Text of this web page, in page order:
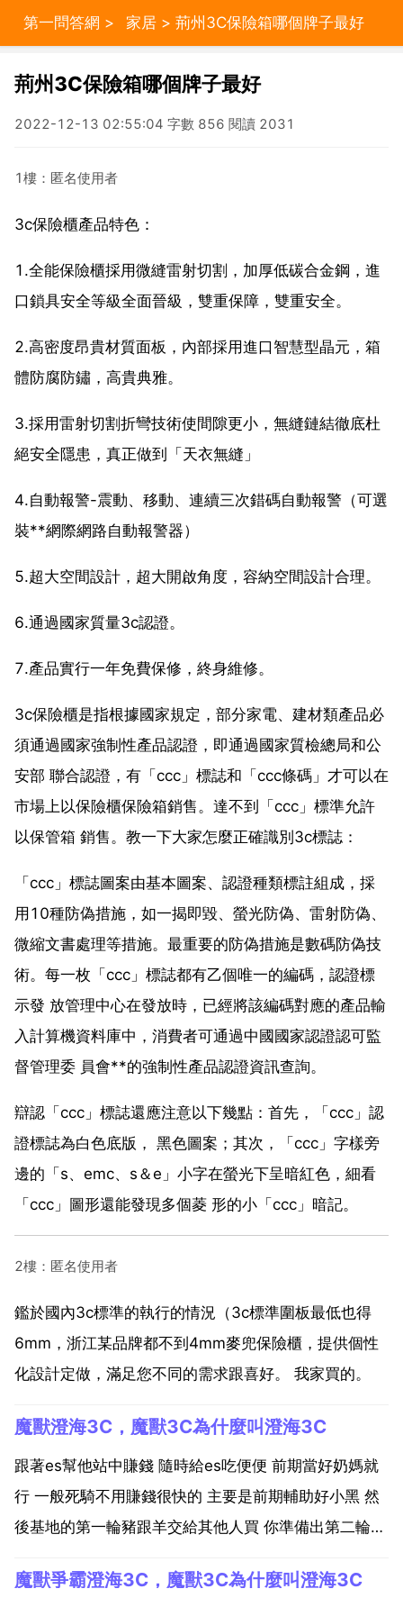
第一問答網 > 家居 > 荊州3C保險箱哪個牌子最好
荊州3C保險箱哪個牌子最好
2022-12-13 02:55:04 字數 856 閱讀 2031
1樓：匿名使用者
3c保險櫃產品特色：
1.全能保險櫃採用微縫雷射切割，加厚低碳合金鋼，進
口鎖具安全等級全面晉級，雙重保障，雙重安全。
2.高密度昂貴材質面板，內部採用進口智慧型晶元，箱
體防腐防鏽，高貴典雅。
3.採用雷射切割折彎技術使間隙更小，無縫鏈結徹底杜
絕安全隱患，真正做到「天衣無縫」
4.自動報警-震動、移動、連續三次錯碼自動報警（可選
裝**網際網路自動報警器）
5.超大空間設計，超大開啟角度，容納空間設計合理。
6.通過國家質量3c認證。
7.產品實行一年免費保修，終身維修。
3c保險櫃是指根據國家規定，部分家電、建材類產品必
須通過國家強制性產品認證，即通過國家質檢總局和公
安部 聯合認證，有「ccc」標誌和「ccc條碼」才可以在
市場上以保險櫃保險箱銷售。達不到「ccc」標準允許
以保管箱 銷售。教一下大家怎麼正確識別3c標誌：
「ccc」標誌圖案由基本圖案、認證種類標註組成，採
用10種防偽措施，如一揭即毀、螢光防偽、雷射防偽、
微縮文書處理等措施。最重要的防偽措施是數碼防偽技
術。每一枚「ccc」標誌都有乙個唯一的編碼，認證標
示發 放管理中心在發放時，已經將該編碼對應的產品輸
入計算機資料庫中，消費者可通過中國國家認證認可監
督管理委 員會**的強制性產品認證資訊查詢。
辯認「ccc」標誌還應注意以下幾點：首先，「ccc」認
證標誌為白色底版， 黑色圖案；其次，「ccc」字樣旁
邊的「s、emc、s＆e」小字在螢光下呈暗紅色，細看
「ccc」圖形還能發現多個菱 形的小「ccc」暗記。
2樓：匿名使用者
鑑於國內3c標準的執行的情況（3c標準圍板最低也得
6mm，浙江某品牌都不到4mm麥兜保險櫃，提供個性
化設計定做，滿足您不同的需求跟喜好。 我家買的。
魔獸澄海3C，魔獸3C為什麼叫澄海3C
跟著es幫他站中賺錢 隨時給es吃便便 前期當好奶媽就
行 一般死騎不用賺錢很快的 主要是前期輔助好小黑 然
後基地的第一輪豬跟羊交給其他人買 你準備出第二輪的
自補 還跑的快 加上讓人頭疼的30 所以非常強大 前期配
魔獸爭霸澄海3C，魔獸3C為什麼叫澄海3C